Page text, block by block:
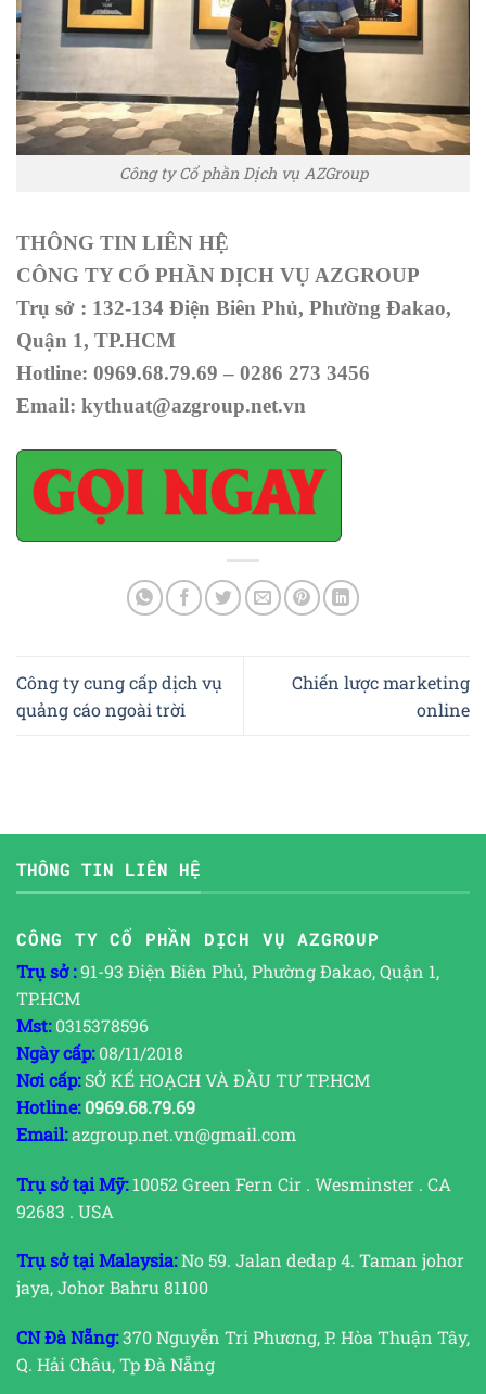
Công ty Cổ phần Dịch vụ AZGroup
THÔNG TIN LIÊN HỆ
CÔNG TY CỔ PHẦN DỊCH VỤ AZGROUP
Trụ sở : 132-134 Điện Biên Phủ, Phường Đakao,
Quận 1, TP.HCM
Hotline: 0969.68.79.69 – 0286 273 3456
Email: kythuat@azgroup.net.vn
Công ty cung cấp dịch vụ
quảng cáo ngoài trời
Chiến lược marketing
online
THÔNG TIN LIÊN HỆ
CÔNG TY CỔ PHẦN DỊCH VỤ AZGROUP
Trụ sở :91-93 Điện Biên Phủ, Phường Đakao, Quận 1,
TP.HCM
Mst:0315378596
Ngày cấp:08/11/2018
Nơi cấp:SỞ KẾ HOẠCH VÀ ĐẦU TƯ TP.HCM
Hotline: 0969.68.79.69
Email:azgroup.net.vn@gmail.com
Trụ sở tại Mỹ:10052 Green Fern Cir . Wesminster . CA
92683 . USA
Trụ sở tại Malaysia:No 59. Jalan dedap 4. Taman johor
jaya, Johor Bahru 81100
CN Đà Nẵng:370 Nguyễn Tri Phương, P. Hòa Thuận Tây,
Q. Hải Châu, Tp Đà Nẵng